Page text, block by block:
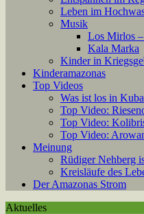
Leben im
Musik
Los Mirlos
Kala Marka
Kinder in
Kinderamazonas
Top Videos
Was ist los in
Top Video:
Top Video:
Top Video:
Meinung
Rüdiger Nehberg
Kreisläufe des
Der Amazonas Strom
Aktuelles